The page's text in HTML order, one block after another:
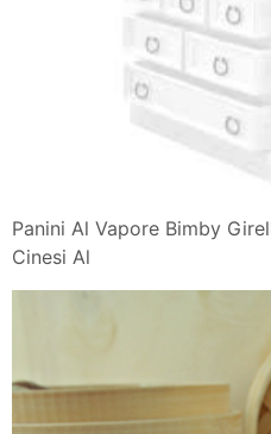
Panini Al Vapore Bimby
Cinesi Al